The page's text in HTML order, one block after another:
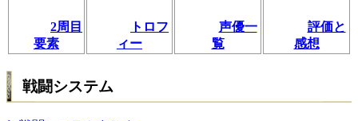
2周目
要素
トロフ
ィー
声優一
覧
評価と
感想
戦闘システム